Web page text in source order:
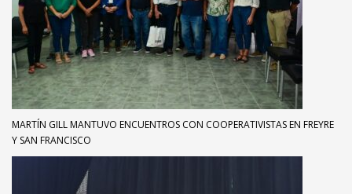
MARTÍN GILL MANTUVO ENCUENTROS CON COOPERATIVISTAS EN FREYRE
Y SAN FRANCISCO